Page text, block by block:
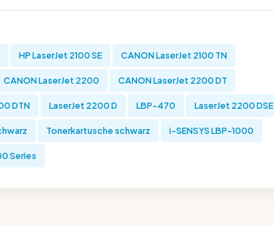
HP LaserJet 2100 SE CANON LaserJet 2100 TN
CANON LaserJet 2200 CANON LaserJet 2200 DT
DTN LaserJet 2200 D LBP-470 LaserJet 2200 DSE
Tonerkartusche schwarz i-SENSYS LBP-1000
Series